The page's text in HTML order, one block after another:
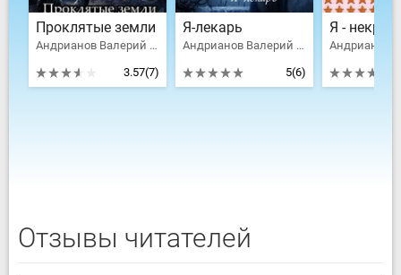
Проклятые земли
Андрианов Валерий Александрович
3.57(7)
Я-лекарь
Андрианов Валерий Александрович
5(6)
Отзывы читателей